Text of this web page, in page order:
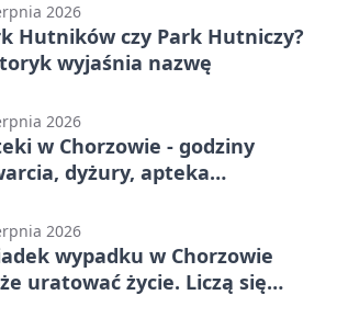
2026
Hutników czy Park Hutniczy?
wyjaśnia nazwę
2026
w Chorzowie - godziny
dyżury, apteka
2026
wypadku w Chorzowie
uratować życie. Liczą się